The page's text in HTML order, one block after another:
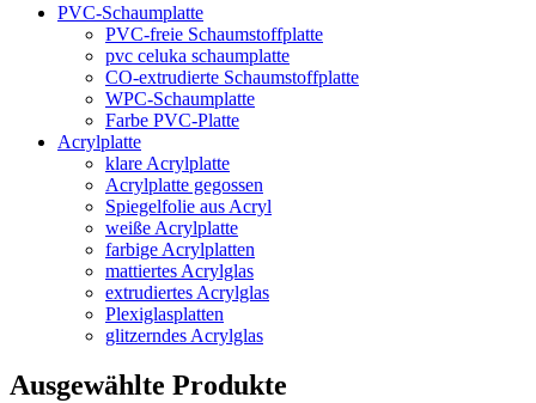
PVC-Schaumplatte
PVC-freie Schaumstoffplatte
pvc celuka schaumplatte
CO-extrudierte Schaumstoffplatte
WPC-Schaumplatte
Farbe PVC-Platte
Acrylplatte
klare Acrylplatte
Acrylplatte gegossen
Spiegelfolie aus Acryl
weiße Acrylplatte
farbige Acrylplatten
mattiertes Acrylglas
extrudiertes Acrylglas
Plexiglasplatten
glitzerndes Acrylglas
Ausgewählte Produkte